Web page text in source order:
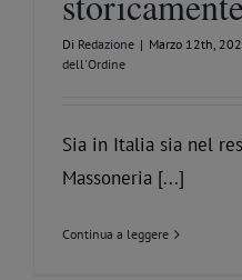
Di Redazione | Marzo 12th,
dell'Ordine
Sia in Italia sia nel
Massoneria [...]
Continua a leggere